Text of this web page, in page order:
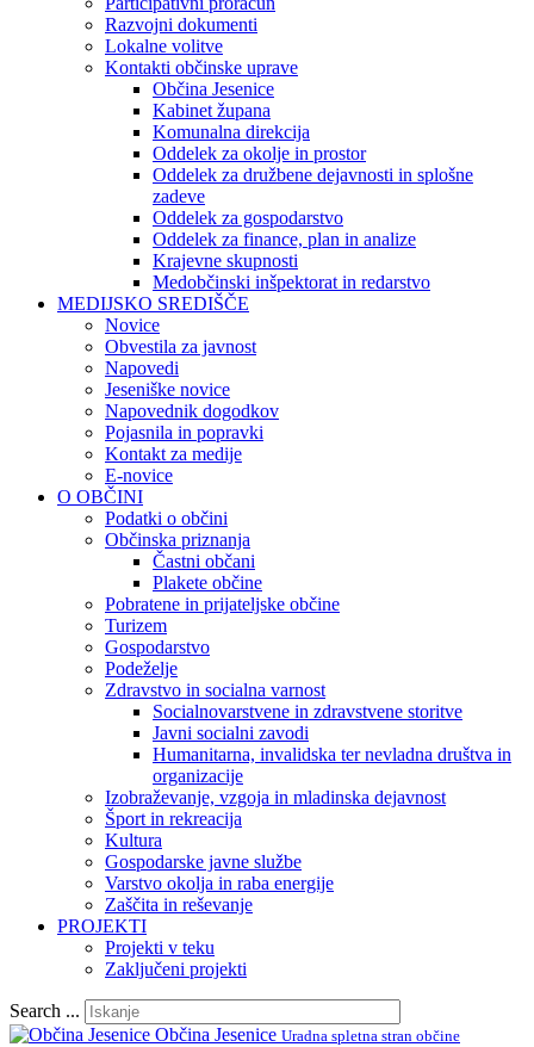
Razvojni dokumenti
Lokalne volitve
Kontakti občinske uprave
Občina Jesenice
Kabinet župana
Komunalna direkcija
Oddelek za okolje in prostor
Oddelek za družbene dejavnosti in splošne
zadeve
Oddelek za gospodarstvo
Oddelek za finance, plan in analize
Krajevne skupnosti
Medobčinski inšpektorat in redarstvo
MEDIJSKO SREDIŠČE
Novice
Obvestila za javnost
Napovedi
Jeseniške novice
Napovednik dogodkov
Pojasnila in popravki
Kontakt za medije
E-novice
O OBČINI
Podatki o občini
Občinska priznanja
Častni občani
Plakete občine
Pobratene in prijateljske občine
Turizem
Gospodarstvo
Podeželje
Zdravstvo in socialna varnost
Socialnovarstvene in zdravstvene storitve
Javni socialni zavodi
Humanitarna, invalidska ter nevladna društva in
organizacije
Izobraževanje, vzgoja in mladinska dejavnost
Šport in rekreacija
Kultura
Gospodarske javne službe
Varstvo okolja in raba energije
Zaščita in reševanje
PROJEKTI
Projekti v teku
Zaključeni projekti
Search ...
Občina Jesenice Uradna spletna stran občine